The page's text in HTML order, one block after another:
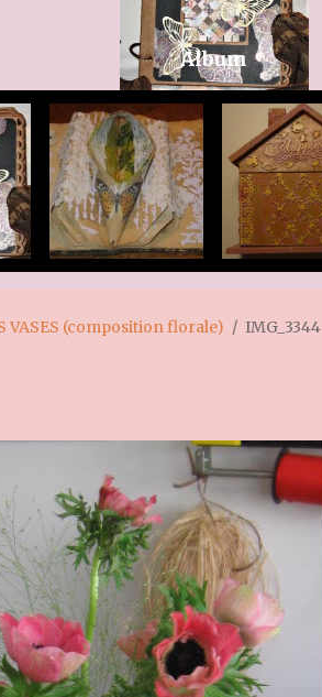
Album
VASES (composition florale) IMG_3344